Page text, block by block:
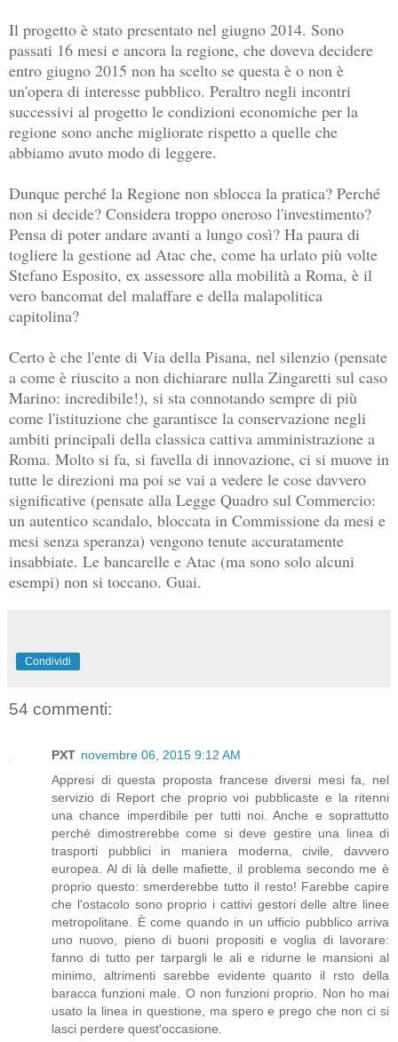
Il progetto è stato presentato nel giugno 2014. Sono
passati 16 mesi e ancora la regione, che doveva decidere
entro giugno 2015 non ha scelto se questa è o non è
un'opera di interesse pubblico. Peraltro negli incontri
successivi al progetto le condizioni economiche per la
regione sono anche migliorate rispetto a quelle che
abbiamo avuto modo di leggere.
Dunque perché la Regione non sblocca la pratica? Perché
non si decide? Considera troppo oneroso l'investimento?
Pensa di poter andare avanti a lungo così? Ha paura di
togliere la gestione ad Atac che, come ha urlato più volte
Stefano Esposito, ex assessore alla mobilità a Roma, è il
vero bancomat del malaffare e della malapolitica
capitolina?
Certo è che l'ente di Via della Pisana, nel silenzio (pensate
a come è riuscito a non dichiarare nulla Zingaretti sul caso
Marino: incredibile!), si sta connotando sempre di più
come l'istituzione che garantisce la conservazione negli
ambiti principali della classica cattiva amministrazione a
Roma. Molto si fa, si favella di innovazione, ci si muove in
tutte le direzioni ma poi se vai a vedere le cose davvero
significative (pensate alla Legge Quadro sul Commercio:
un autentico scandalo, bloccata in Commissione da mesi e
mesi senza speranza) vengono tenute accuratamente
insabbiate. Le bancarelle e Atac (ma sono solo alcuni
esempi) non si toccano. Guai.
Condividi
54 commenti:
PXT novembre 06, 2015 9:12 AM
Appresi di questa proposta francese diversi mesi fa, nel
servizio di Report che proprio voi pubblicaste e la ritenni
una chance imperdibile per tutti noi. Anche e soprattutto
perché dimostrerebbe come si deve gestire una linea di
trasporti pubblici in maniera moderna, civile, davvero
europea. Al di là delle mafiette, il problema secondo me è
proprio questo: smerderebbe tutto il resto! Farebbe capire
che l'ostacolo sono proprio i cattivi gestori delle altre linee
metropolitane. È come quando in un ufficio pubblico arriva
uno nuovo, pieno di buoni propositi e voglia di lavorare:
fanno di tutto per tarpargli le ali e ridurne le mansioni al
minimo, altrimenti sarebbe evidente quanto il rsto della
baracca funzioni male. O non funzioni proprio. Non ho mai
usato la linea in questione, ma spero e prego che non ci si
lasci perdere quest'occasione.